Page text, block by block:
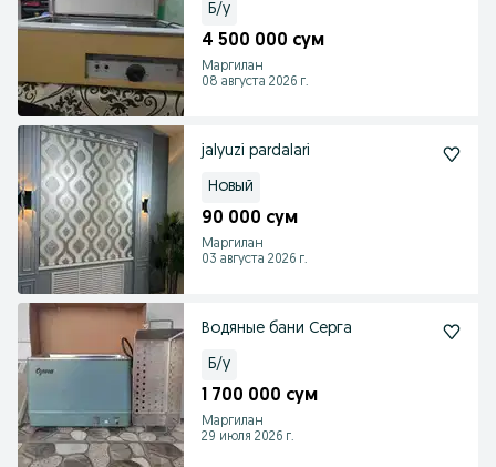
Б/у
4 500 000 сум
Маргилан
08 августа 2026 г.
jalyuzi pardalari
Новый
90 000 сум
Маргилан
03 августа 2026 г.
Водяные бани Серга
Б/у
1 700 000 сум
Маргилан
29 июля 2026 г.